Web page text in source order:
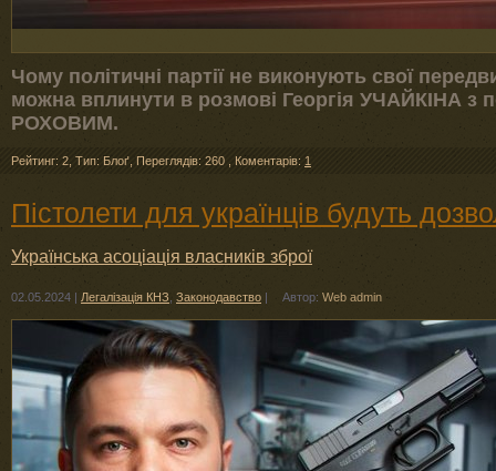
Чому політичні партії не виконують свої
можна вплинути в розмові Георгія УЧАЙКІНА з
РОХОВИМ.
Рейтинг: 2 Тип: Блоґ Переглядів: 260 Коментарів: 1
Пістолети для українців будуть
Українська асоціація власників зброї
02.05.2024 | Легалізація КНЗ Законодавство | Автор: Web admin